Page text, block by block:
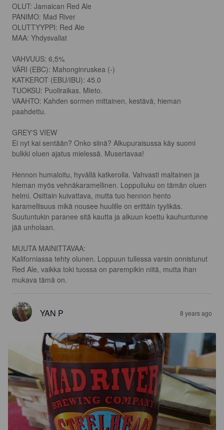
OLUT: Jamaican Red Ale
PANIMO: Mad River
OLUTTYYPPI: Red Ale
MAA: Yhdysvallat
VAHVUUS: 6,5%
VÄRI (EBC): Mahonginruskea (-)
KATKEROT (EBU/IBU): 45.0
TUOKSU: Puoliraikas. Mieto.
VAAHTO: Kahden sormen mittainen, kestävä, hieman
paahdettu.
GREY'S VIEW
Ei nyt kai sentään? Onko siinä? Alkupuraisussa käy suomi
bulkki oluen ajatus mielessä. Musertavaa!
Hennon humaloitu, hyvällä katkerolla. Vahvasti maltainen ja
hieman myös vehnäkaramellinen. Loppuliuku on tämän oluen
helmi. Osittain kuivattava, mutta tuo hennon hento
karamellisuus mikä nousee huulille on erittäin tyylikäs.
Suutuntukin paranee sitä kautta ja alkuun koettu kauhuntunne
jää unholaan.
MUUTA MAINITTAVAA:
Kaliforniassa tehty olunen. Loppuun tullessa varsin onnistunut
Red Ale, vaikka toki tuossa on parempikin niitä, mutta ihan
mukava tämä on.
YAN P 8 years ago